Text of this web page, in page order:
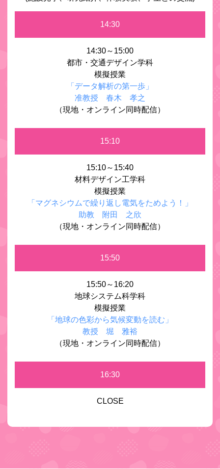
14:30
14:30～15:00
都市・交通デザイン学科
模擬授業
「データ解析の第一歩」
准教授 春木 孝之
（現地・オンライン同時配信）
15:10
15:10～15:40
材料デザイン工学科
模擬授業
「マグネシウムで繰り返し電気をためよう！」
助教 附田 之欣
（現地・オンライン同時配信）
15:50
15:50～16:20
地球システム科学科
模擬授業
「地球の色彩から気候変動を読む」
教授 堀 雅裕
（現地・オンライン同時配信）
16:30
CLOSE